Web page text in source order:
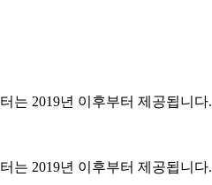
는 2019년 이후부터 제공됩니다.
는 2019년 이후부터 제공됩니다.